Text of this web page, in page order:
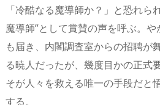
「冷酷なる魔導師か？」と恐れら
魔導師”として賞賛の声を呼ぶ。
も届き、内閣調査室からの招聘が
る暁人だったが、幾度目かの正式
そが人々を救える唯一の手段だと
する。